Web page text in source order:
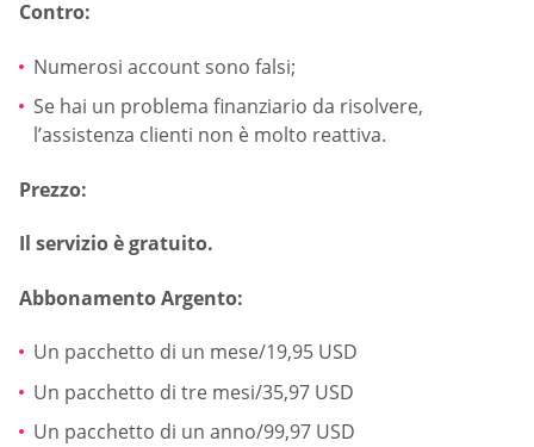
Contro:
Numerosi account sono falsi;
Se hai un problema finanziario da risolvere,
l’assistenza clienti non è molto reattiva.
Prezzo:
Il servizio è gratuito.
Abbonamento Argento:
Un pacchetto di un mese/19,95 USD
Un pacchetto di tre mesi/35,97 USD
Un pacchetto di un anno/99,97 USD